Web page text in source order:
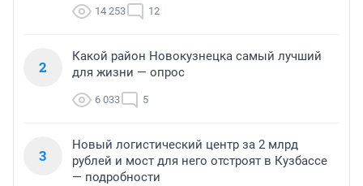
14 253 12
2
Какой район Новокузнецка самый лучший
для жизни — опрос
6 033 5
3
Новый логистический центр за 2 млрд
рублей и мост для него отстроят в Кузбассе
— подробности